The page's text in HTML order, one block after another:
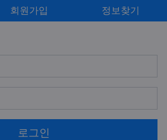
회원가입 정보찾기
로그인